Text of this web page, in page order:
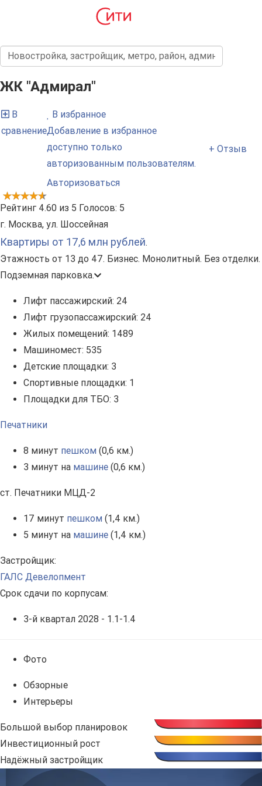
ЖК "Адмирал"
В
сравнение
В избранное
Добавление в избранное
доступно только
авторизованным пользователям.
Авторизоваться
+ Отзыв
Рейтинг 4.60 из 5 Голосов: 5
г. Москва, ул. Шоссейная
Квартиры от 17,6 млн рублей.
Этажность от 13 до 47. Бизнес. Монолитный. Без отделки.
Подземная парковка.
Лифт пассажирский: 24
Лифт грузопассажирский: 24
Жилых помещений: 1489
Машиномест: 535
Детские площадки: 3
Спортивные площадки: 1
Площадки для ТБО: 3
Печатники
8 минут пешком (0,6 км.)
3 минут на машине (0,6 км.)
ст. Печатники МЦД-2
17 минут пешком (1,4 км.)
5 минут на машине (1,4 км.)
Застройщик:
ГАЛС Девелопмент
Срок сдачи по корпусам:
3-й квартал 2028 - 1.1-1.4
Фото
Обзорные
Интерьеры
Большой выбор планировок
Инвестиционный рост
Надёжный застройщик